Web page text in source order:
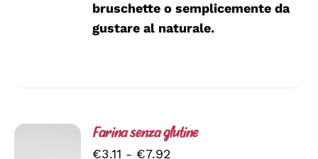
bruschette o semplicemente da
gustare al naturale.
Farina senza glutine
€3.11 - €7.92